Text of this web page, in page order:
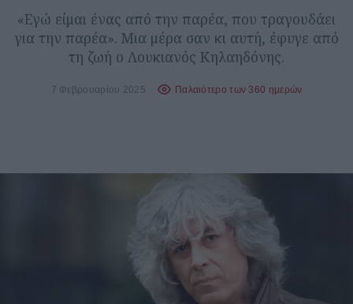
«Εγώ είμαι ένας από την παρέα, που τραγουδάει
για την παρέα». Μια μέρα σαν κι αυτή, έφυγε από
τη ζωή ο Λουκιανός Κηλαηδόνης.
7 Φεβρουαρίου 2025 Παλαιότερο των 360 ημερών